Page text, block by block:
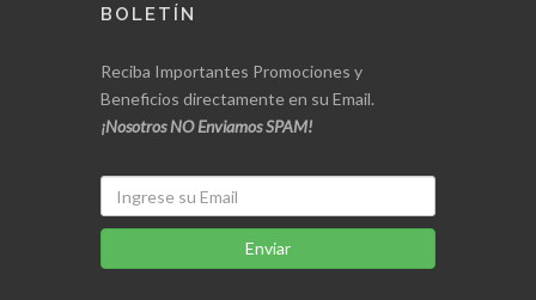
BOLETÍN
Reciba Importantes Promociones y
Beneficios directamente en su Email.
¡Nosotros NO Enviamos SPAM!
Enviar